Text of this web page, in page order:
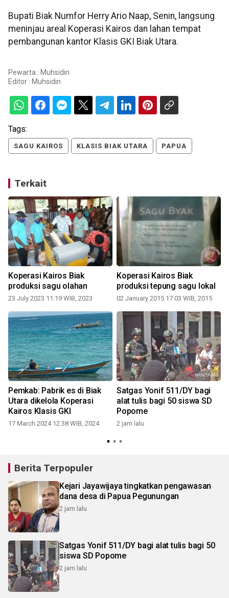
Bupati Biak Numfor Herry Ario Naap, Senin, langsung
meninjau areal Koperasi Kairos dan lahan tempat
pembangunan kantor Klasis GKI Biak Utara.
Pewarta : Muhsidin
Editor : Muhsidin
Tags:
SAGU KAIROS KLASIS BIAK UTARA PAPUA
Terkait
Koperasi Kairos Biak
produksi sagu olahan
23 July 2023 11:19 WIB, 2023
Koperasi Kairos Biak
produksi tepung sagu lokal
02 January 2015 17:03 WIB, 2015
Pemkab: Pabrik es di Biak
Utara dikelola Koperasi
Kairos Klasis GKI
17 March 2024 12:38 WIB, 2024
Satgas Yonif 511/DY bagi
alat tulis bagi 50 siswa SD
Popome
2 jam lalu
Berita Terpopuler
Kejari Jayawijaya tingkatkan pengawasan
dana desa di Papua Pegunungan
2 jam lalu
Satgas Yonif 511/DY bagi alat tulis bagi 50
siswa SD Popome
2 jam lalu